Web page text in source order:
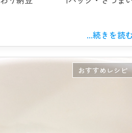
...続きを読
おすすめレシピ